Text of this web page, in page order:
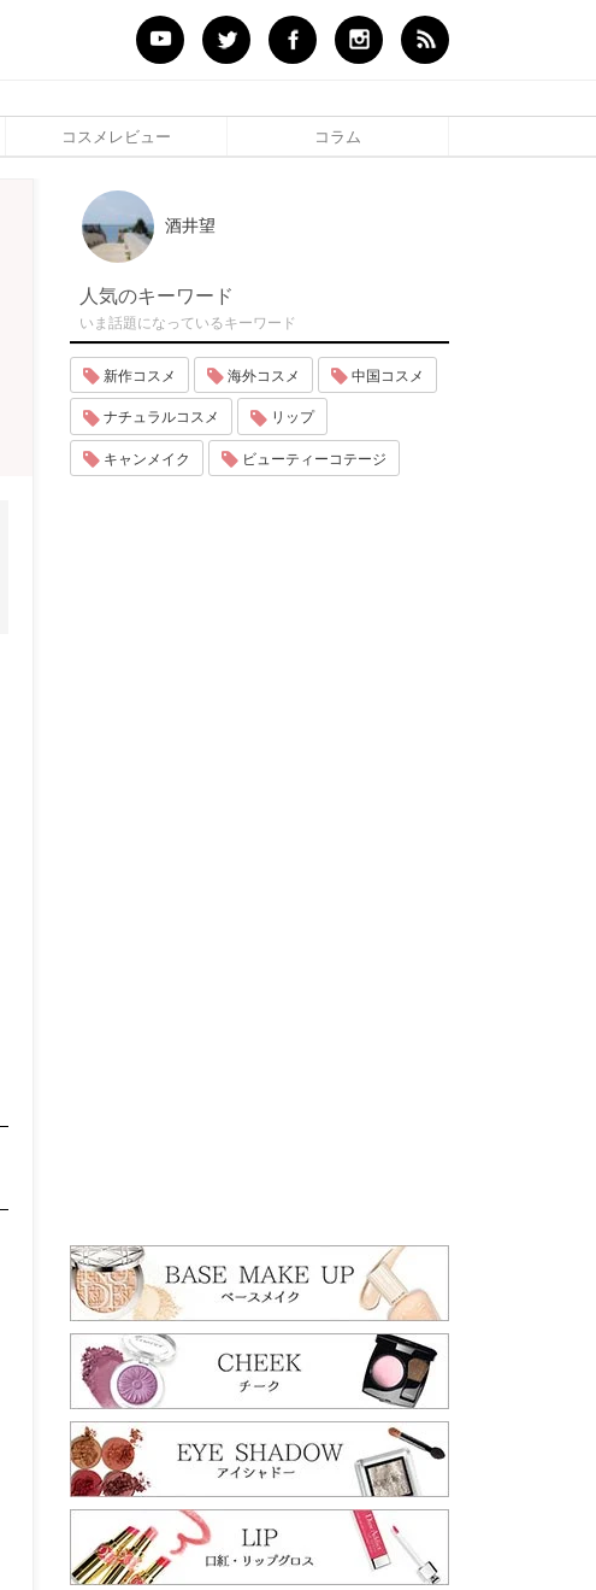
コスメレビュー コラム
酒井望
人気のキーワード
いま話題になっているキーワード
新作コスメ 海外コスメ 中国コスメ
ナチュラルコスメ リップ
キャンメイク ビューティーコテージ